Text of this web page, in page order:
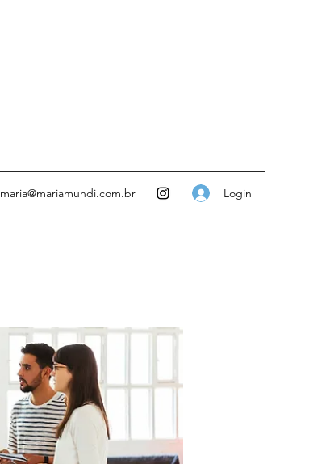
maria@mariamundi.com.br Login